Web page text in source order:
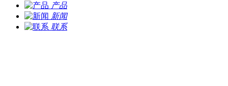
产品
新闻
联系